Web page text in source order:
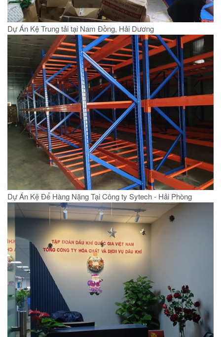
Dự Án Kệ Trung tải tại Nam Đồng, Hải Dương
Dự Án Kệ Để Hàng Nặng Tại Công ty Sytech - Hải Phòng